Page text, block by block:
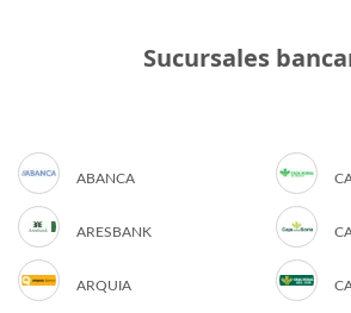
Sucursales
ABANCA
ARESBANK
ARQUIA